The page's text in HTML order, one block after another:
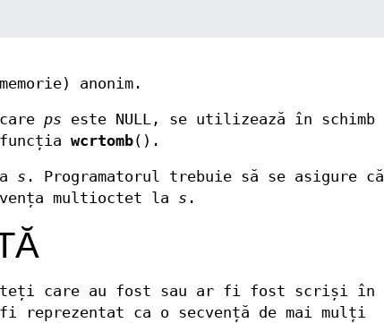
anonim.
ps este NULL, se utilizează în schimb
wcrtomb().
s . Programatorul trebuie să se asigure că
multioctet la s .
care au fost sau ar fi fost scriși în
reprezentat ca o secvență de mai mulți